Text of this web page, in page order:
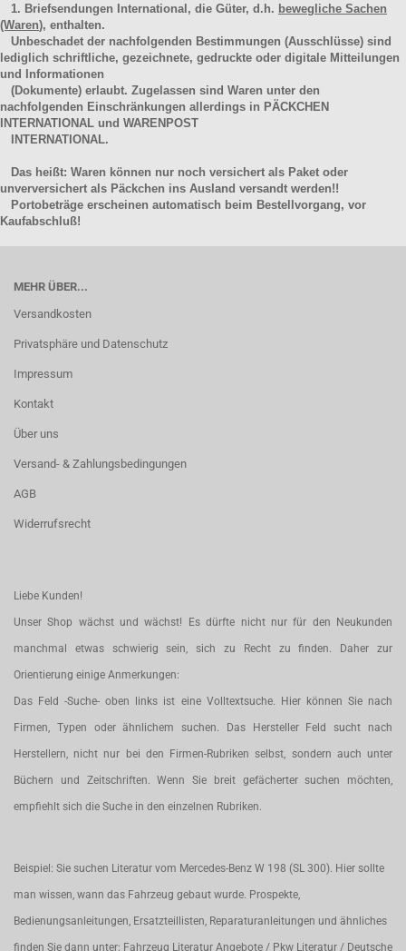
1. Briefsendungen International, die Güter, d.h. bewegliche Sachen
(Waren), enthalten.
Unbeschadet der nachfolgenden Bestimmungen (Ausschlüsse) sind
lediglich schriftliche, gezeichnete, gedruckte oder digitale Mitteilungen
und Informationen
(Dokumente) erlaubt. Zugelassen sind Waren unter den
nachfolgenden Einschränkungen allerdings in PÄCKCHEN
INTERNATIONAL und WARENPOST
INTERNATIONAL.
Das heißt: Waren können nur noch versichert als Paket oder
unverversichert als Päckchen ins Ausland versandt werden!!
Portobeträge erscheinen automatisch beim Bestellvorgang, vor
Kaufabschluß!
MEHR ÜBER...
Versandkosten
Privatsphäre und Datenschutz
Impressum
Kontakt
Über uns
Versand- & Zahlungsbedingungen
AGB
Widerrufsrecht
Liebe Kunden!
Unser Shop wächst und wächst! Es dürfte nicht nur für den Neukunden
manchmal etwas schwierig sein, sich zu Recht zu finden. Daher zur
Orientierung einige Anmerkungen:
Das Feld -Suche- oben links ist eine Volltextsuche. Hier können Sie nach
Firmen, Typen oder ähnlichem suchen. Das Hersteller Feld sucht nach
Herstellern, nicht nur bei den Firmen-Rubriken selbst, sondern auch unter
Büchern und Zeitschriften. Wenn Sie breit gefächerter suchen möchten,
empfiehlt sich die Suche in den einzelnen Rubriken.
Beispiel: Sie suchen Literatur vom Mercedes-Benz W 198 (SL 300). Hier sollte
man wissen, wann das Fahrzeug gebaut wurde. Prospekte,
Bedienungsanleitungen, Ersatzteillisten, Reparaturanleitungen und ähnliches
finden Sie dann unter: Fahrzeug Literatur Angebote / Pkw Literatur / Deutsche